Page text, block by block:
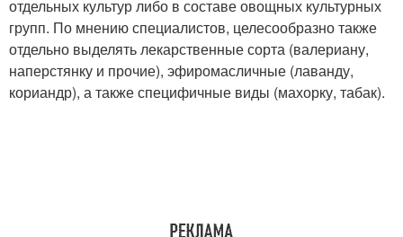
отдельных культур либо в составе овощных культурных
групп. По мнению специалистов, целесообразно также
отдельно выделять лекарственные сорта (валериану,
наперстянку и прочие), эфиромасличные (лаванду,
кориандр), а также специфичные виды (махорку, табак).